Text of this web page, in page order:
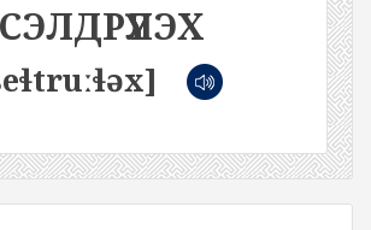
СЭЛДРҮҮЛЭХ